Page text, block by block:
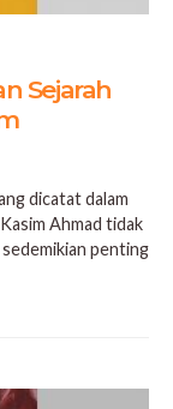
Sejarah
dicatat dalam
Ahmad tidak
sedemikian penting